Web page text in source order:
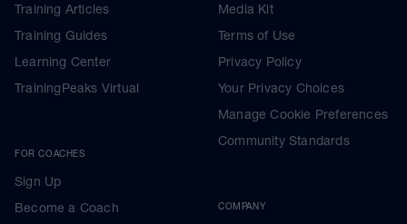
Training Articles
Training Guides
Learning Center
TrainingPeaks Virtual
FOR COACHES
Sign Up
Become a Coach
Media Kit
Terms of Use
Privacy Policy
Your Privacy Choices
Manage Cookie Preferences
Community Standards
COMPANY